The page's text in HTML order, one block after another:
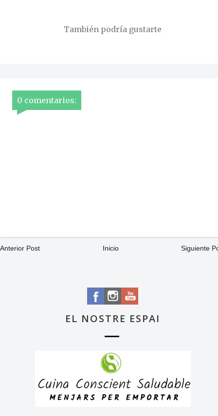
También podría gustarte
0 comentarios:
Anterior Post Inicio Siguiente
EL NOSTRE ESPAI